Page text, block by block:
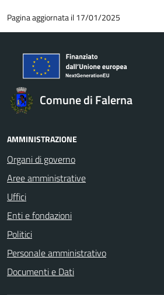
Pagina aggiornata il 17/01/2025
Comune di Falerna
AMMINISTRAZIONE
Organi di governo
Aree amministrative
Uffici
Enti e fondazioni
Politici
Personale amministrativo
Documenti e Dati